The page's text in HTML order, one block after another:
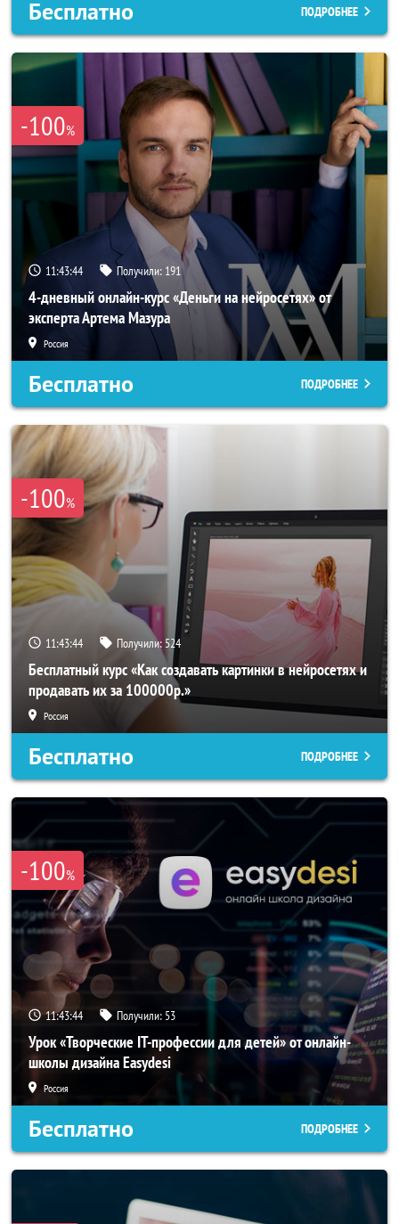
Бесплатно ПОДРОБНЕЕ
-100%
11:43:42 Получили: 191
4-дневный онлайн-курс «Деньги на нейросетях» от
эксперта Артема Мазура
Россия
Бесплатно ПОДРОБНЕЕ
-100%
11:43:42 Получили: 524
Бесплатный курс «Как создавать картинки в нейросетях и
продавать их за 100000р.»
Россия
Бесплатно ПОДРОБНЕЕ
-100%
11:43:42 Получили: 53
Урок «Творческие IT-профессии для детей» от онлайн-
школы дизайна Easydesi
Россия
Бесплатно ПОДРОБНЕЕ